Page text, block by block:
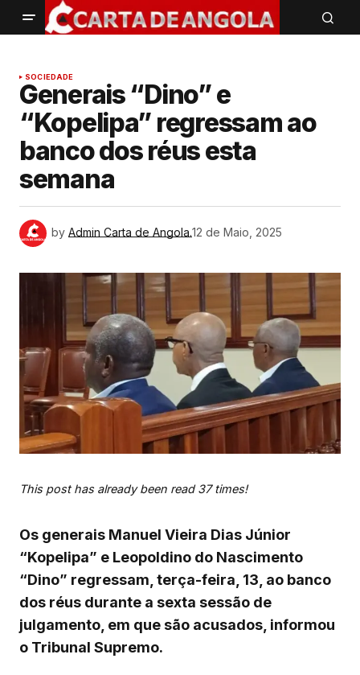
SOCIEDADE
Generais “Dino” e
“Kopelipa” regressam ao
banco dos réus esta
semana
by Admin Carta de Angola.12 de Maio, 2025
This post has already been read 37 times!
Os generais Manuel Vieira Dias Júnior
“Kopelipa” e Leopoldino do Nascimento
“Dino” regressam, terça-feira, 13, ao banco
dos réus durante a sexta sessão de
julgamento, em que são acusados, informou
o Tribunal Supremo.